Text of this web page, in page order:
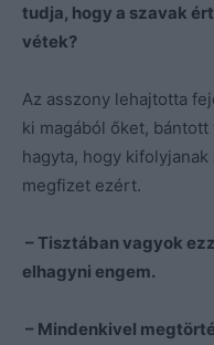
tudja, hogy a szavak
vétek?
Az asszony lehajtotta
ki magából őket,
hagyta, hogy
megfizet ezért.
– Tisztában vagyok
elhagyni engem.
– Mindenkivel